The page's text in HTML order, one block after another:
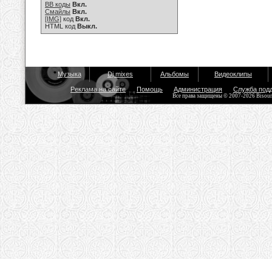
BB коды Вкл.
Смайлы Вкл.
[IMG] код Вкл.
HTML код Выкл.
Музыка Dj mixes Альбомы Видеоклипы
Реклама на сайте Помощь Администрация Служба
Все права защищены © 2007-2026